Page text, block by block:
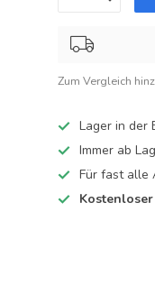
Zum Vergleich
Lager in der
Immer ab
Für fast alle